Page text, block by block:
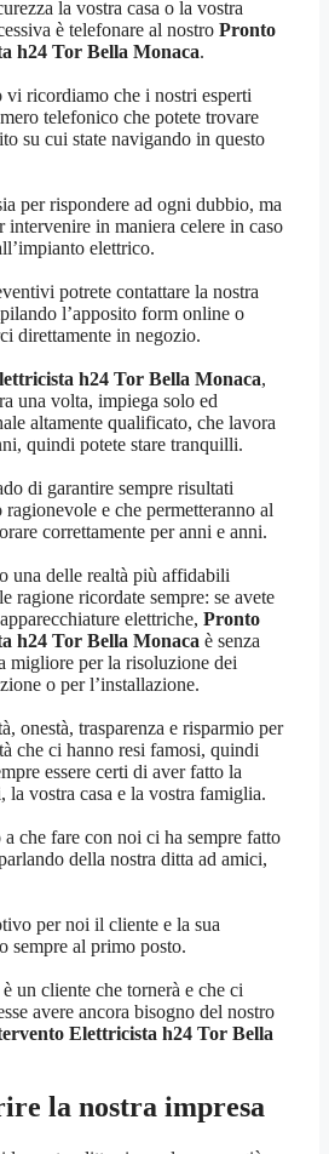
la vostra casa o la vostra
è telefonare al nostro Pronto
h24 Tor Bella Monaca.
ricordiamo che i nostri esperti
telefonico che potete trovare
su cui state navigando in questo
per rispondere ad ogni dubbio, ma
intervenire in maniera celere in caso
elettrico.
potrete contattare la nostra
l’apposito form online o
direttamente in negozio.
h24 Tor Bella Monaca,
una volta, impiega solo ed
altamente qualificato, che lavora
quindi potete stare tranquilli.
di garantire sempre risultati
e che permetteranno al
correttamente per anni e anni.
una delle realtà più affidabili
ragione ricordate sempre: se avete
elettriche, Pronto
h24 Tor Bella Monaca è senza
migliore per la risoluzione dei
o per l’installazione.
onestà, trasparenza e risparmio per
che ci hanno resi famosi, quindi
essere certi di aver fatto la
la vostra casa e la vostra famiglia.
che fare con noi ci ha sempre fatto
della nostra ditta ad amici,
per noi il cliente e la sua
sempre al primo posto.
un cliente che tornerà e che ci
avere ancora bisogno del nostro
Elettricista h24 Tor Bella
la nostra impresa